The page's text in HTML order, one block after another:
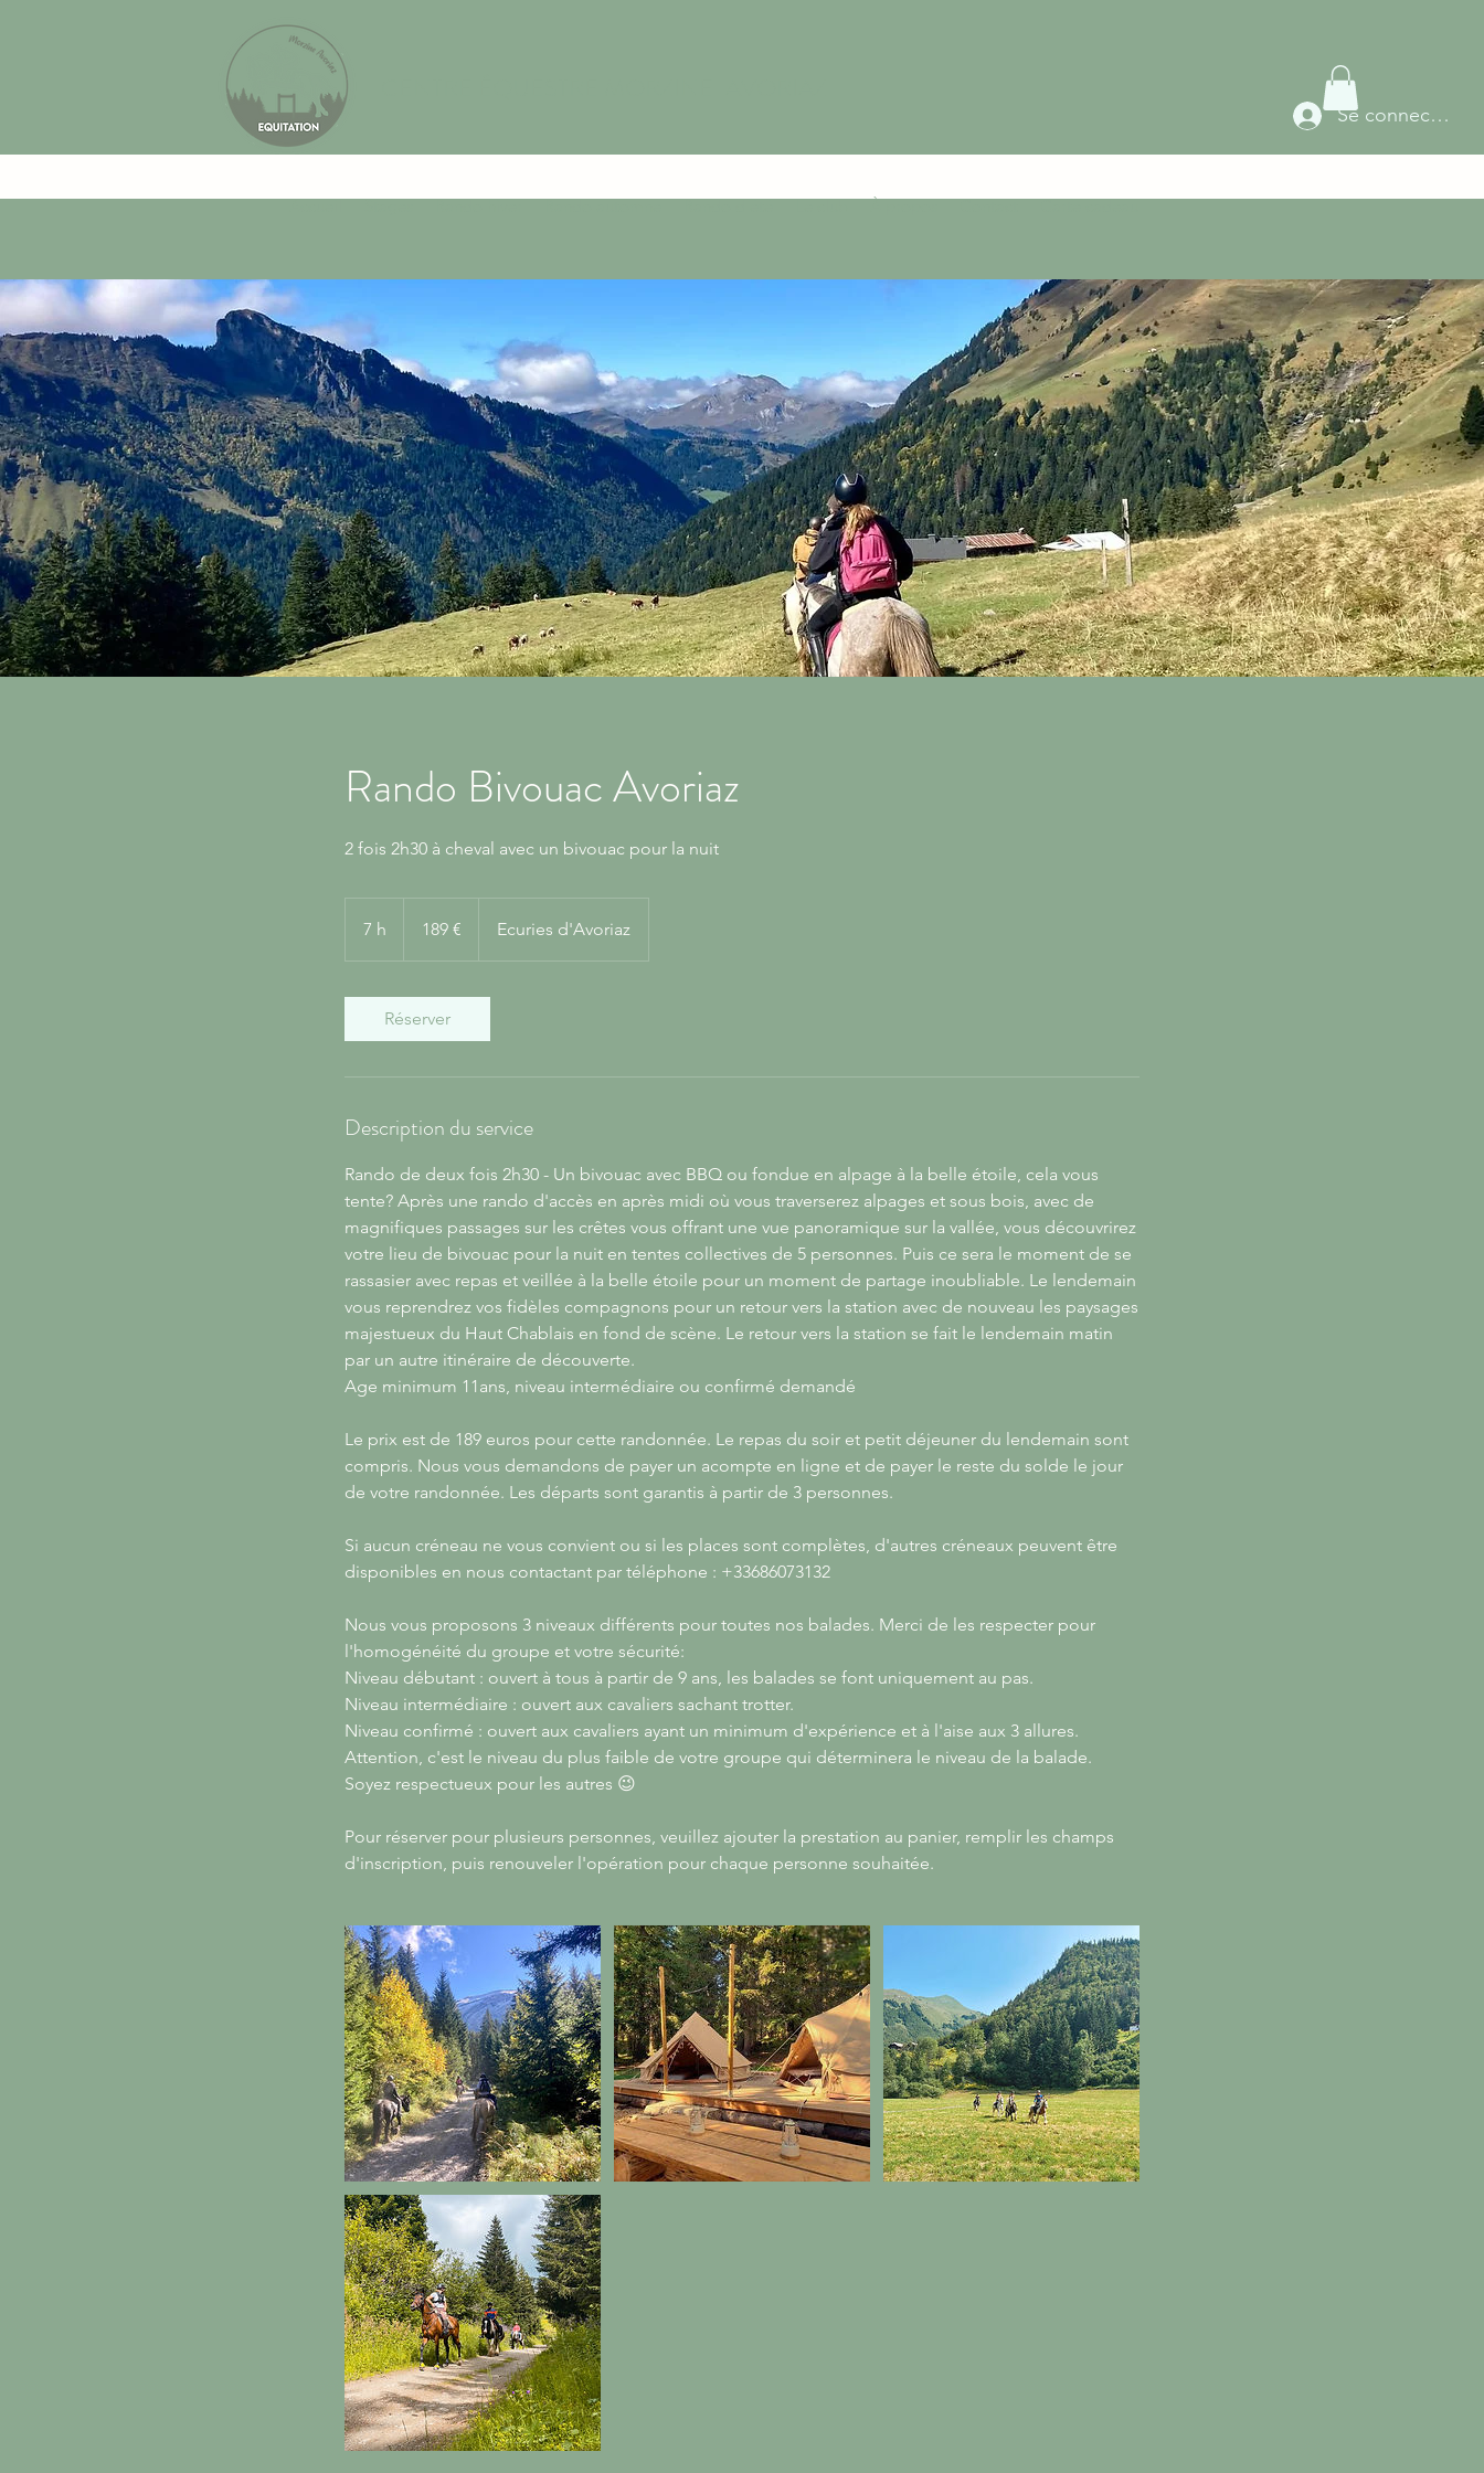
Se connecter
Accueil Stages Rando hiver Rando automne Rando d'été Le club À propos Contact Carte cadeau
Rando Bivouac Avoriaz
2 fois 2h30 à cheval avec un bivouac pour la nuit
7 h 189 € Ecuries d'Avoriaz
Réserver
Description du service
Rando de deux fois 2h30 - Un bivouac avec BBQ ou fondue en alpage à la belle étoile, cela vous
tente? Après une rando d'accès en après midi où vous traverserez alpages et sous bois, avec de
magnifiques passages sur les crêtes vous offrant une vue panoramique sur la vallée, vous découvrirez
votre lieu de bivouac pour la nuit en tentes collectives de 5 personnes. Puis ce sera le moment de se
rassasier avec repas et veillée à la belle étoile pour un moment de partage inoubliable. Le lendemain
vous reprendrez vos fidèles compagnons pour un retour vers la station avec de nouveau les paysages
majestueux du Haut Chablais en fond de scène. Le retour vers la station se fait le lendemain matin
par un autre itinéraire de découverte.
Age minimum 11ans, niveau intermédiaire ou confirmé demandé
Le prix est de 189 euros pour cette randonnée. Le repas du soir et petit déjeuner du lendemain sont
compris. Nous vous demandons de payer un acompte en ligne et de payer le reste du solde le jour
de votre randonnée. Les départs sont garantis à partir de 3 personnes.
Si aucun créneau ne vous convient ou si les places sont complètes, d'autres créneaux peuvent être
disponibles en nous contactant par téléphone : +33686073132
Nous vous proposons 3 niveaux différents pour toutes nos balades. Merci de les respecter pour
l'homogénéité du groupe et votre sécurité:
Niveau débutant : ouvert à tous à partir de 9 ans, les balades se font uniquement au pas.
Niveau intermédiaire : ouvert aux cavaliers sachant trotter.
Niveau confirmé : ouvert aux cavaliers ayant un minimum d'expérience et à l'aise aux 3 allures.
Attention, c'est le niveau du plus faible de votre groupe qui déterminera le niveau de la balade.
Soyez respectueux pour les autres 😉
Pour réserver pour plusieurs personnes, veuillez ajouter la prestation au panier, remplir les champs
d'inscription, puis renouveler l'opération pour chaque personne souhaitée.